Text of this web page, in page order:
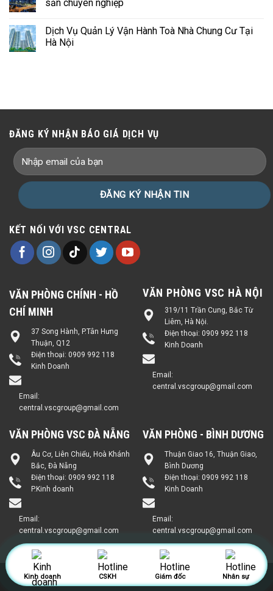
sản chuyên nghiệp
Dịch Vụ Quản Lý Vận Hành Toà Nhà Chung Cư Tại
Hà Nội
ĐĂNG KÝ NHẬN BÁO GIÁ DỊCH VỤ
KẾT NỐI VỚI VSC CENTRAL
VĂN PHÒNG CHÍNH - HỒ
CHÍ MINH
37 Song Hành, P.Tân Hưng
Thuận, Q12
Điện thoại: 0909 992 118
Kinh Doanh
Email:
central.vscgroup@gmail.com
VĂN PHÒNG VSC HÀ NỘI
319/11 Trần Cung, Bắc Từ
Liêm, Hà Nội.
Điện thoại: 0909 992 118
Kinh Doanh
Email:
central.vscgroup@gmail.com
VĂN PHÒNG VSC ĐÀ NẴNG
Âu Cơ, Liên Chiểu, Hoà Khánh
Bắc, Đà Nẵng
Điện thoại: 0909 992 118
P.Kinh doanh
Email:
central.vscgroup@gmail.com
VĂN PHÒNG - BÌNH DƯƠNG
Thuận Giao 16, Thuận Giao,
Bình Dương
Điện thoại: 0909 992 118
Kinh Doanh
Email:
central.vscgroup@gmail.com
Kinh doanh CSKH Giám đốc Nhân sự
Copyright 2026 © https://vsccentral.com All right Reserved.